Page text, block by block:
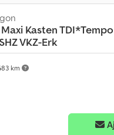
km
Kasten TDI*Tempo
VKZ-Erk
Ajánlatkérés